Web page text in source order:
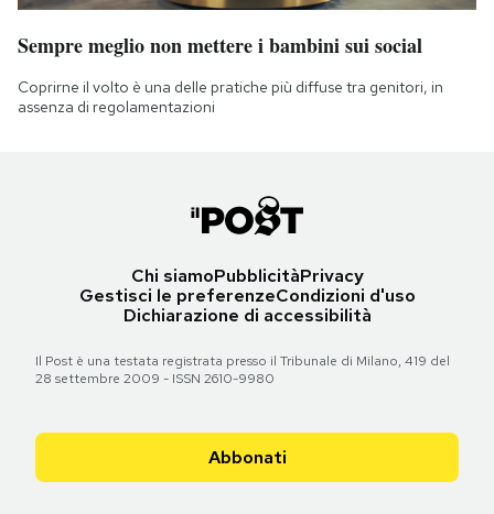
Sempre meglio non mettere i bambini sui social
Coprirne il volto è una delle pratiche più diffuse tra genitori, in
assenza di regolamentazioni
Chi siamoPubblicitàPrivacy
Gestisci le preferenzeCondizioni d'uso
Dichiarazione di accessibilità
Il Post è una testata registrata presso il Tribunale di Milano, 419 del
28 settembre 2009 - ISSN 2610-9980
Abbonati